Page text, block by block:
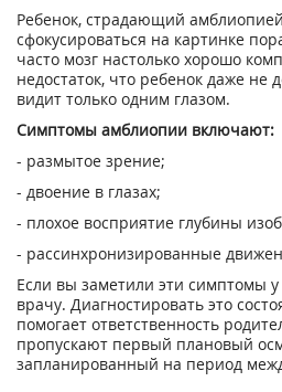
Ребенок, страдающий
сфокусироваться на картинке
часто мозг настолько хорошо
недостаток, что ребенок даже не
видит только одним глазом.
Симптомы амблиопии включают:
- размытое зрение;
- двоение в глазах;
- плохое восприятие глубины
- рассинхронизированные
Если вы заметили эти симптомы у
врачу. Диагностировать это
помогает ответственность
пропускают первый плановый
запланированный на период